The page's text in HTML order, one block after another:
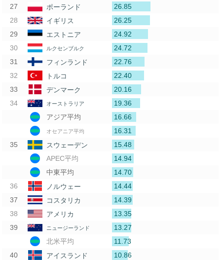
ポーランド
26.85
イギリス
26.25
エストニア
24.92
ルクセンブルク
24.72
フィンランド
22.76
トルコ
22.40
デンマーク
20.16
オーストラリア
19.36
アジア平均
16.66
オセアニア平均
16.31
スウェーデン
15.48
APEC平均
14.94
中東平均
14.70
ノルウェー
14.44
コスタリカ
14.39
アメリカ
13.35
ニュージーランド
13.27
北米平均
11.73
アイスランド
10.86